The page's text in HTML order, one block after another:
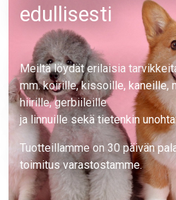
edullisesti
Text
Meiltä löydät erilaisia
mm. koirille, kissoille, kaneille,
hiirille, gerbiileille
ja linnuille sekä tietenkin
Tuotteillamme on 30 päivän
toimitus varastostamme.